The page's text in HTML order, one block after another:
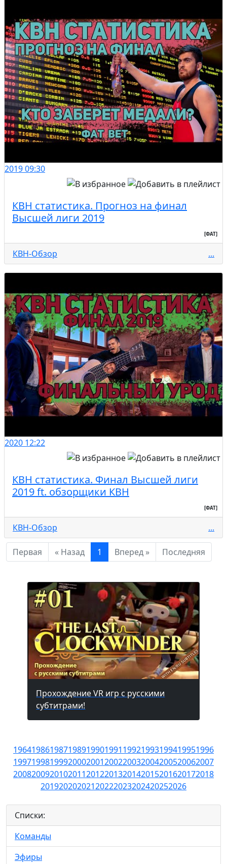
201909:30
КВН статистика. Прогноз на финал
Высшей лиги 2019
[ФАТ]
КВН-Обзор ...
2020 12:22
КВН статистика. Финал Высшей лиги
2019 ft. обзорщики КВН
[ФАТ]
КВН-Обзор ...
Первая « Назад 1 Вперед » Последняя
Прохождение VR игр с русскими
субтитрами!
19641986198719891990199119921993199419951996
19971998199920002001200220032004200520062007
20082009201020112012201320142015201620172018
20192020202120222023202420252026
Списки:
Команды
Эфиры